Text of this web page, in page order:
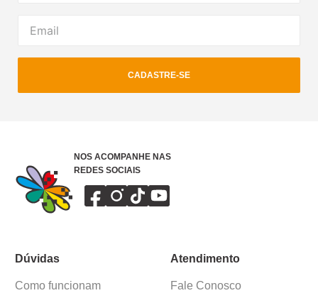
CADASTRE-SE
NOS ACOMPANHE NAS
REDES SOCIAIS
Dúvidas
Como funcionam
Atendimento
Fale Conosco